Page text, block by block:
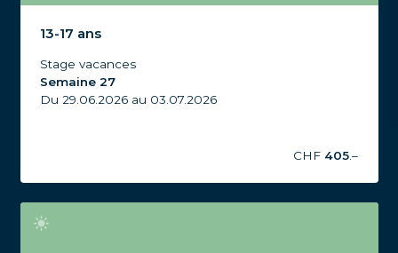
13-17 ans
Stage vacances
Semaine 27
Du 29.06.2026 au 03.07.2026
CHF 405.–